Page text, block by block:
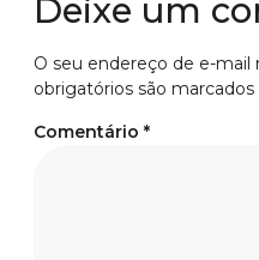
Deixe um
O seu endereço de e-mail
obrigatórios são
Comentário *